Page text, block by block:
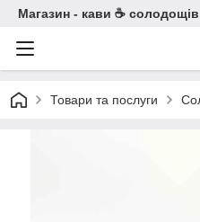
Магазин - кави ☕ солодощів
Товари та послуги